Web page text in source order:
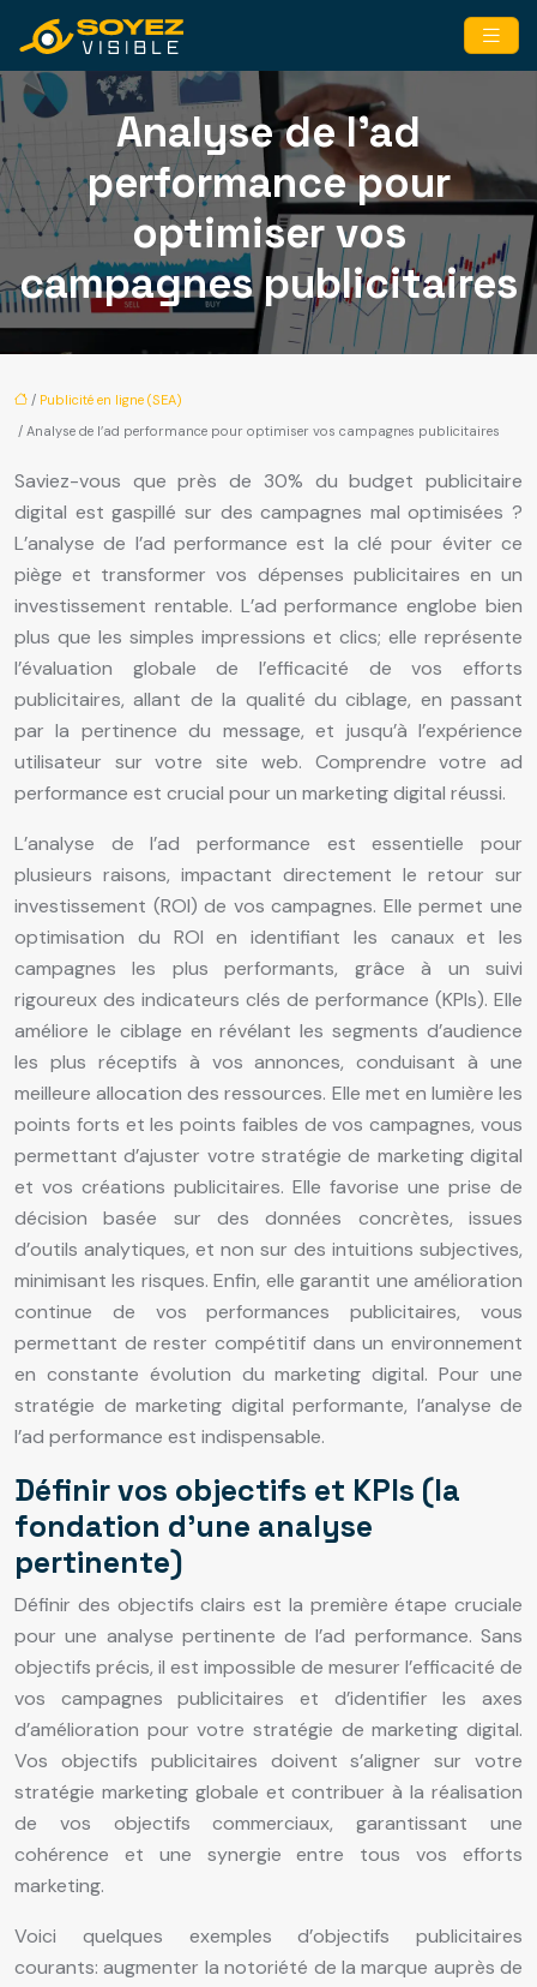
Analyse de l’ad
performance pour
optimiser vos
campagnes publicitaires
/ Publicité en ligne (SEA)
/ Analyse de l’ad performance pour optimiser vos campagnes publicitaires
Saviez-vous que près de 30% du budget publicitaire
digital est gaspillé sur des campagnes mal optimisées ?
L’analyse de l’ad performance est la clé pour éviter ce
piège et transformer vos dépenses publicitaires en un
investissement rentable. L’ad performance englobe bien
plus que les simples impressions et clics; elle représente
l’évaluation globale de l’efficacité de vos efforts
publicitaires, allant de la qualité du ciblage, en passant
par la pertinence du message, et jusqu’à l’expérience
utilisateur sur votre site web. Comprendre votre ad
performance est crucial pour un marketing digital réussi.
L’analyse de l’ad performance est essentielle pour
plusieurs raisons, impactant directement le retour sur
investissement (ROI) de vos campagnes. Elle permet une
optimisation du ROI en identifiant les canaux et les
campagnes les plus performants, grâce à un suivi
rigoureux des indicateurs clés de performance (KPIs). Elle
améliore le ciblage en révélant les segments d’audience
les plus réceptifs à vos annonces, conduisant à une
meilleure allocation des ressources. Elle met en lumière les
points forts et les points faibles de vos campagnes, vous
permettant d’ajuster votre stratégie de marketing digital
et vos créations publicitaires. Elle favorise une prise de
décision basée sur des données concrètes, issues
d’outils analytiques, et non sur des intuitions subjectives,
minimisant les risques. Enfin, elle garantit une amélioration
continue de vos performances publicitaires, vous
permettant de rester compétitif dans un environnement
en constante évolution du marketing digital. Pour une
stratégie de marketing digital performante, l’analyse de
l’ad performance est indispensable.
Définir vos objectifs et KPIs (la
fondation d’une analyse
pertinente)
Définir des objectifs clairs est la première étape cruciale
pour une analyse pertinente de l’ad performance. Sans
objectifs précis, il est impossible de mesurer l’efficacité de
vos campagnes publicitaires et d’identifier les axes
d’amélioration pour votre stratégie de marketing digital.
Vos objectifs publicitaires doivent s’aligner sur votre
stratégie marketing globale et contribuer à la réalisation
de vos objectifs commerciaux, garantissant une
cohérence et une synergie entre tous vos efforts
marketing.
Voici quelques exemples d’objectifs publicitaires
courants: augmenter la notoriété de la marque auprès de